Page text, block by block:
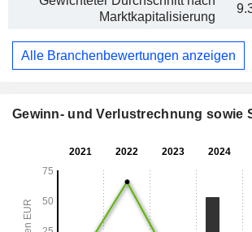
Marktkapitalisierung
Alle Branchenbewertungen anzeigen
Gewinn- und Verlustrechnung sowie